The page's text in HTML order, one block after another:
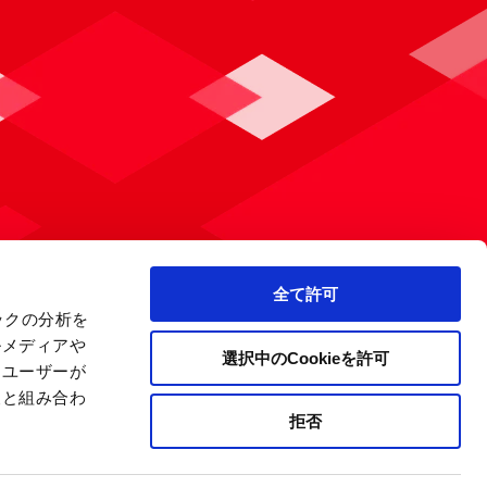
の分析を
ディアや
ーザーが
組み合わ
全て許可
選択中のCookieを許可
拒否
バシーポリシー サイトマップ 会社案内